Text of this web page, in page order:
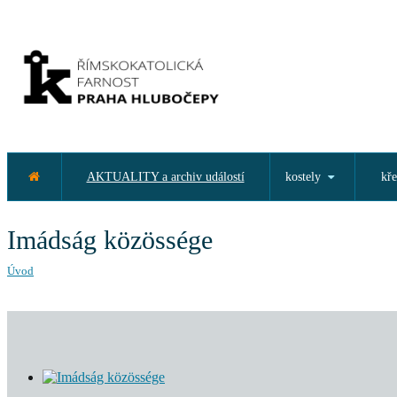
AKTUALITY a archiv událostí kostely
Imádság közössége
Úvod